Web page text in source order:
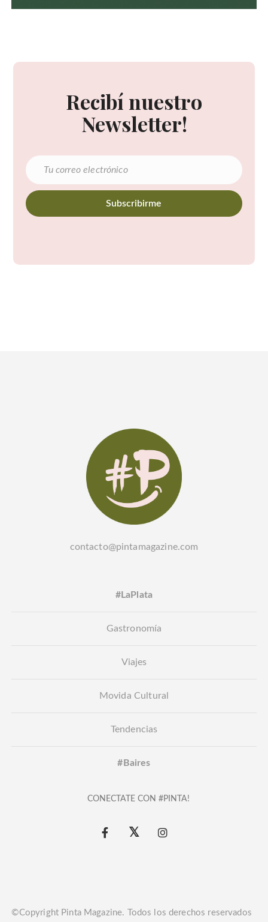
Recibí nuestro
Newsletter!
contacto@pintamagazine.com
#LaPlata
Gastronomía
Viajes
Movida Cultural
Tendencias
#Baires
CONECTATE CON #PINTA!
©Copyright Pinta Magazine. Todos los derechos reservados